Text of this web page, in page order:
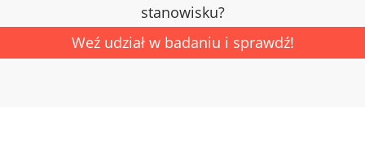
stanowisku?
Weź udział w badaniu i sprawdź!